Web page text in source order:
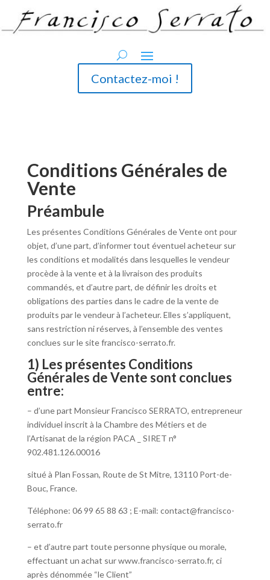
Contactez-moi !
Conditions Générales de
Vente
Préambule
Les présentes Conditions Générales de Vente ont pour
objet, d’une part, d’informer tout éventuel acheteur sur
les conditions et modalités dans lesquelles le vendeur
procède à la vente et à la livraison des produits
commandés, et d’autre part, de définir les droits et
obligations des parties dans le cadre de la vente de
produits par le vendeur à l’acheteur. Elles s’appliquent,
sans restriction ni réserves, à l’ensemble des ventes
conclues sur le site francisco-serrato.fr.
1) Les présentes Conditions
Générales de Vente sont conclues
entre:
– d’une part Monsieur Francisco SERRATO, entrepreneur
individuel inscrit à la Chambre des Métiers et de
l’Artisanat de la région PACA _ SIRET n°
902.481.126.00016
situé à Plan Fossan, Route de St Mitre, 13110 Port-de-
Bouc, France.
Téléphone: 06 99 65 88 63 ; E-mail: contact@francisco-
serrato.fr
– et d’autre part toute personne physique ou morale,
effectuant un achat sur www.francisco-serrato.fr, ci
après dénommée “le Client”